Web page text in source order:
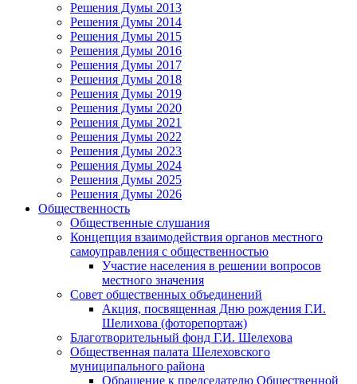
Решения Думы 2013
Решения Думы 2014
Решения Думы 2015
Решения Думы 2016
Решения Думы 2017
Решения Думы 2018
Решения Думы 2019
Решения Думы 2020
Решения Думы 2021
Решения Думы 2022
Решения Думы 2023
Решения Думы 2024
Решения Думы 2025
Решения Думы 2026
Общественность
Общественные слушания
Концепция взаимодействия органов местного
самоуправления с общественностью
Участие населения в решении вопросов
местного значения
Совет общественных объединений
Акция, посвященная Дню рождения Г.И.
Шелихова (фоторепортаж)
Благотворительный фонд Г.И. Шелехова
Общественная палата Шелеховского
муниципального района
Обращение к председателю Общественной